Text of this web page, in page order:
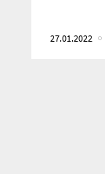
27.01.2022